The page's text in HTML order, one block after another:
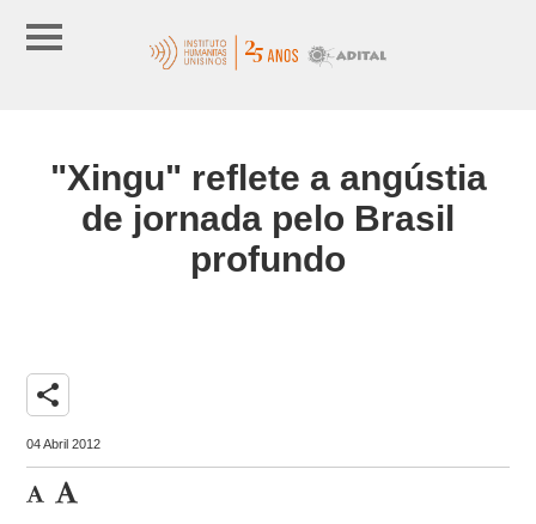
"Xingu" reflete a angústia
de jornada pelo Brasil
profundo
share
04 Abril 2012